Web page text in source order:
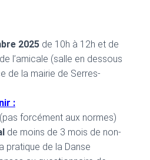
2025 de 10h à 12h et de
l’amicale (salle en dessous
de la mairie de Serres-
:
forcément aux normes)
de moins de 3 mois de non-
pratique de la Danse